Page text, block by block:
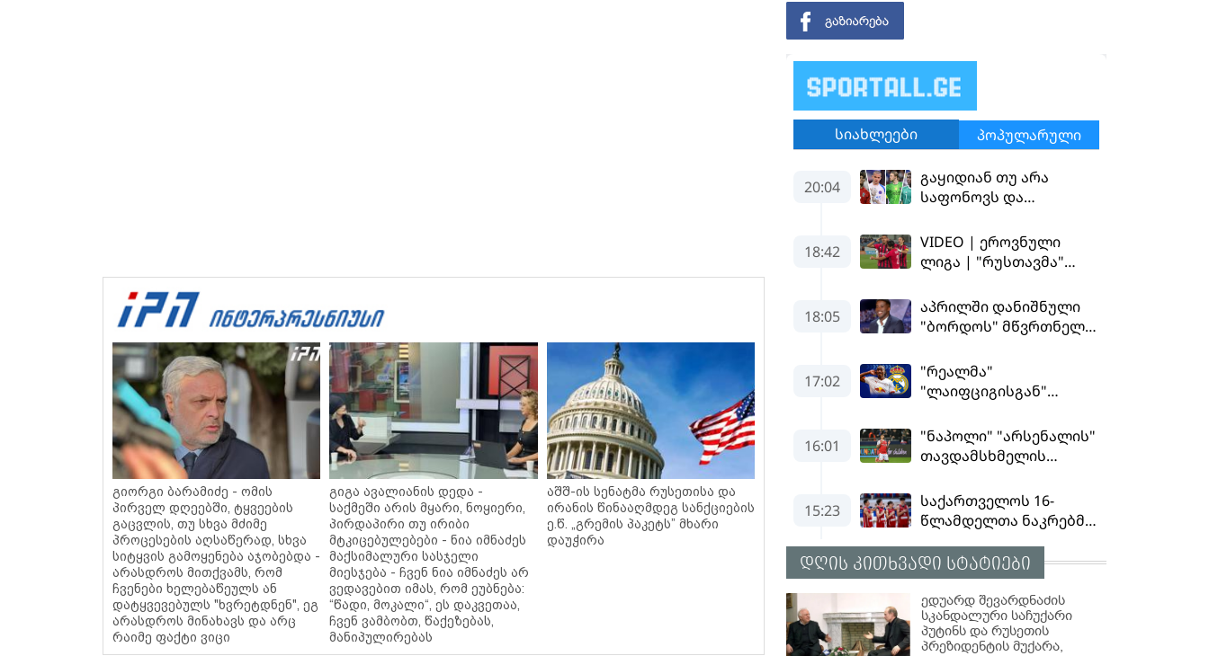
გიორგი ბარამიძე - ომის
პირველ დღეებში, ტყვეების
გაცვლის, თუ სხვა მძიმე
პროცესების აღსაწერად, სხვა
სიტყვის გამოყენება აჯობებდა -
არასდროს მითქვამს, რომ
ჩვენები ხელებაწეულს ან
დატყვევებულს "ხვრეტდნენ", ეგ
არასდროს მინახავს და არც
რაიმე ფაქტი ვიცი
გიგა ავალიანის დედა -
საქმეში არის მყარი, ნოყიერი,
პირდაპირი თუ ირიბი
მტკიცებულებები - ნია იმნაძეს
მაქსიმალური სასჯელი
მიესჯება - ჩვენ ნია იმნაძეს არ
ვედავებით იმას, რომ ეუბნება:
“წადი, მოკალი“, ეს დაკვეთაა,
ჩვენ ვამბობთ, წაქეზებას,
მანიპულირებას
აშშ-ის სენატმა რუსეთისა და
ირანის წინააღმდეგ სანქციების
ე.წ. „გრემის პაკეტს” მხარი
დაუჭირა
დღის კითხვადი სტატიები
ედუარდ შევარდნაძის
სკანდალური საჩუქარი
პუტინს და რუსეთის
პრეზიდენტის მუქარა,